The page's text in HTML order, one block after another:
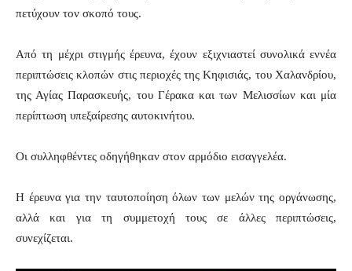
πετύχουν τον σκοπό τους.
Από τη μέχρι στιγμής έρευνα, έχουν εξιχνιαστεί συνολικά εννέα
περιπτώσεις κλοπών στις περιοχές της Κηφισιάς, του Χαλανδρίου,
της Αγίας Παρασκευής, του Γέρακα και των Μελισσίων και μία
περίπτωση υπεξαίρεσης αυτοκινήτου.
Οι συλληφθέντες οδηγήθηκαν στον αρμόδιο εισαγγελέα.
Η έρευνα για την ταυτοποίηση όλων των μελών της οργάνωσης,
αλλά και για τη συμμετοχή τους σε άλλες περιπτώσεις,
συνεχίζεται.